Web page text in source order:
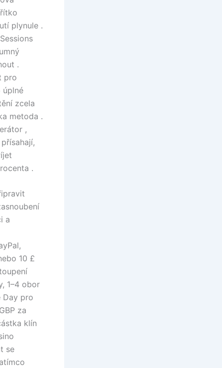
plynule .
.
pro
úplné
zcela
metoda .
,
.
a
10 £
1–4 obor
Day pro
za
klín
se